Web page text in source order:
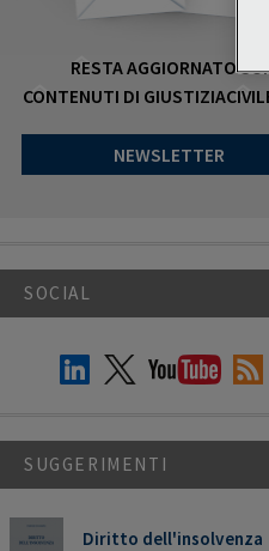
RESTA AGGIORNATO SUI
CONTENUTI DI
NEWSLETTER
SOCIAL
SUGGERIMENTI
Diritto dell'insolvenza